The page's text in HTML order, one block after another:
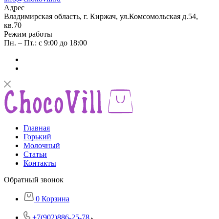
Адрес
Владимирская область, г. Киржач, ул.Комсомольская д.54,
кв.70
Режим работы
Пн. – Пт.: с 9:00 до 18:00
Главная
Горький
Молочный
Статьи
Контакты
Обратный звонок
0 Корзина